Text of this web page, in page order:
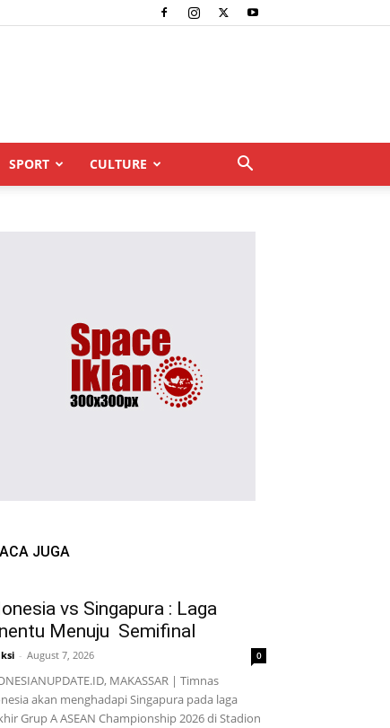
SPORT CULTURE
JUGA
vs Singapura : Laga
Menuju Semifinal
- August 7, 2026 0
MAKASSAR | Timnas
akan menghadapi Singapura pada laga
Grup A ASEAN Championship 2026 di Stadion